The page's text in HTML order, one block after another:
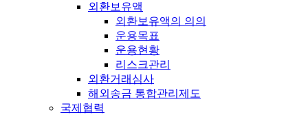
외환보유액
외환보유액의 의의
운용목표
운용현황
리스크관리
외환거래심사
해외송금 통합관리제도
국제협력